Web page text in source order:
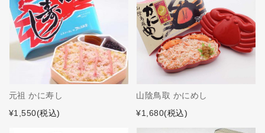
元祖 かに寿し
¥1,550(税込)
山陰鳥取 かにめし
¥1,680(税込)